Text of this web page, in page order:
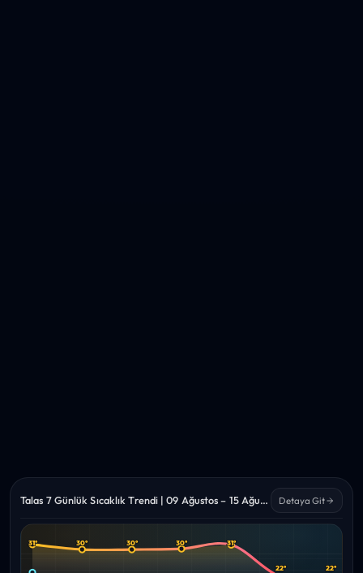
Talas 7 Günlük Sıcaklık Trendi | 09 Ağustos – 15 Ağustos 2026 Detaya Git
Yüksek Düşük
31° 30° 30° 30° 31°
22° 22°